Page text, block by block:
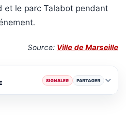
et le parc Talabot pendant
Source: Ville de Marseille
SIGNALER PARTAGER